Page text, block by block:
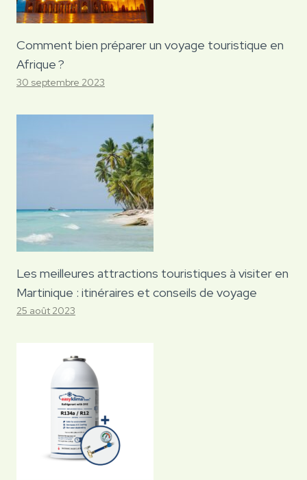
Comment bien préparer un voyage touristique en
Afrique ?
30 septembre 2023
Les meilleures attractions touristiques à visiter en
Martinique : itinéraires et conseils de voyage
25 août 2023